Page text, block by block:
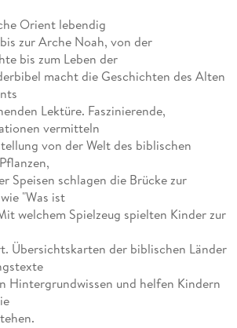
Orient lebendig
zur Arche Noah, von der
bis zum Leben der
macht die Geschichten des Alten
Lektüre. Faszinierende,
vermitteln
von der Welt des biblischen
Speisen schlagen die Brücke zur
"Was ist
welchem Spielzeug spielten Kinder zur
Übersichtskarten der biblischen Länder
Hintergrundwissen und helfen Kindern